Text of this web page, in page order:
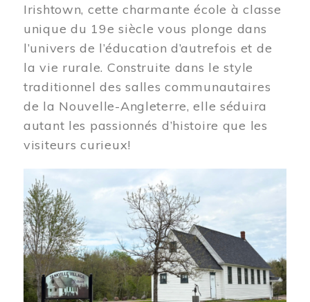
Irishtown, cette charmante école à classe
unique du 19e siècle vous plonge dans
l’univers de l’éducation d’autrefois et de
la vie rurale. Construite dans le style
traditionnel des salles communautaires
de la Nouvelle-Angleterre, elle séduira
autant les passionnés d’histoire que les
visiteurs curieux!
Image